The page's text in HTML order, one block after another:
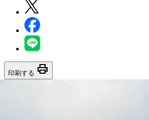
印刷する print